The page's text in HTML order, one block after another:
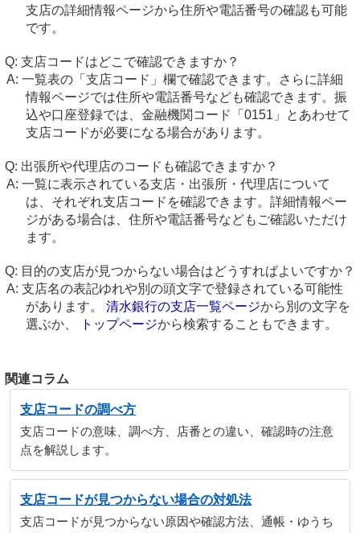
支店の詳細情報ページから住所や電話番号の確認も可能
です。
支店コードはどこで確認できますか？
一覧表の「支店コード」欄で確認できます。さらに詳細
情報ページでは住所や電話番号なども確認できます。振
込や口座登録では、金融機関コード「0151」とあわせて
支店コードが必要になる場合があります。
出張所や代理店のコードも確認できますか？
一覧に表示されている支店・出張所・代理店について
は、それぞれ支店コードを確認できます。詳細情報ペー
ジがある場合は、住所や電話番号などもご確認いただけ
ます。
目的の支店が見つからない場合はどうすればよいですか？
支店名の表記ゆれや別の頭文字で登録されている可能性
があります。 清水銀行の支店一覧ページから別の文字を
選ぶか、
トップページから検索することもできます。
関連コラム
支店コードの調べ方
支店コードの意味、調べ方、店番との違い、確認時の注意
点を解説します。
支店コードが見つからない場合の対処法
支店コードが見つからない原因や確認方法、通帳・ゆうち